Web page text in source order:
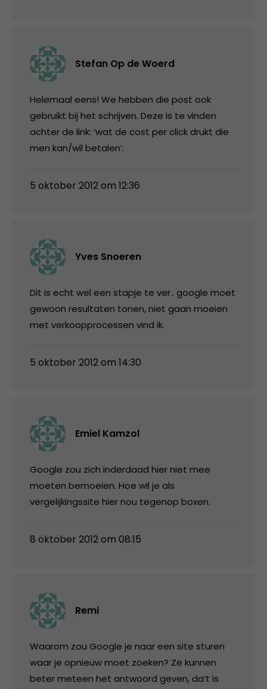
Stefan Op de Woerd
Helemaal eens! We hebben die post ook
gebruikt bij het schrijven. Deze is te vinden
achter de link: ‘wat de cost per click drukt die
men kan/wil betalen’.
5 oktober 2012 om 12:36
Yves Snoeren
Dit is echt wel een stapje te ver.. google moet
gewoon resultaten tonen, niet gaan moeien
met verkoopprocessen vind ik.
5 oktober 2012 om 14:30
Emiel Kamzol
Google zou zich inderdaad hier niet mee
moeten bemoeien. Hoe wil je als
vergelijkingssite hier nou tegenop boxen.
8 oktober 2012 om 08:15
Remi
Waarom zou Google je naar een site sturen
waar je opnieuw moet zoeken? Ze kunnen
beter meteen het antwoord geven, da’t is